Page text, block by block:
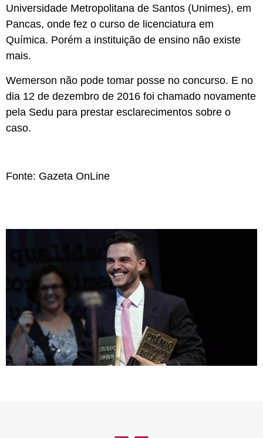
Universidade Metropolitana de Santos (Unimes), em
Pancas, onde fez o curso de licenciatura em
Química. Porém a instituição de ensino não existe
mais.
Wemerson não pode tomar posse no concurso. E no
dia 12 de dezembro de 2016 foi chamado novamente
pela Sedu para prestar esclarecimentos sobre o
caso.
Fonte: Gazeta OnLine